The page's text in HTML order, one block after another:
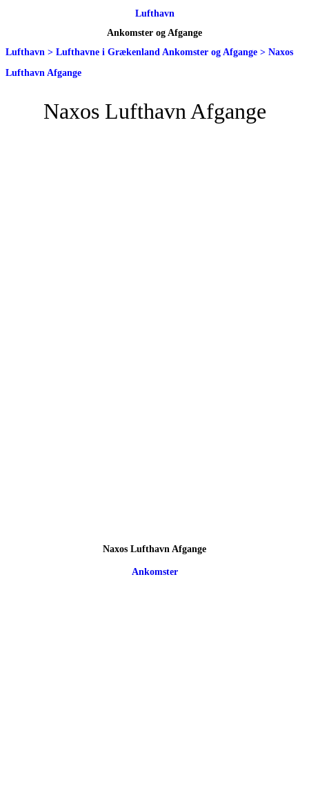
Lufthavn
Ankomster og Afgange
Lufthavn > Lufthavne i Grækenland Ankomster og Afgange > Naxos
Lufthavn Afgange
Naxos Lufthavn Afgange
Naxos Lufthavn Afgange
Ankomster